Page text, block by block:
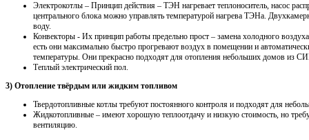
Электрокотлы – Принцип действия – ТЭН нагревает теплоноситель, насос
центрального блока можно управлять температурой нагрева ТЭНа.
воду.
Конвекторы - Их принцип работы предельно прост – замена холодного
есть они максимально быстро прогревают воздух в помещении и
температуры. Они прекрасно подходят для отопления небольших домов из
Теплый электрический пол.
3) Отопление твёрдым или жидким топливом
Твердотопливные котлы требуют постоянного контроля и подходят для
Жидкотопливные – имеют хорошую теплоотдачу и низкую стоимость, но
вентиляцию.